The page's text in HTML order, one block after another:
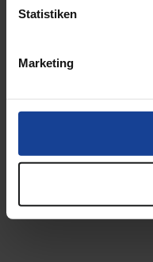
Statistiken
Marketing